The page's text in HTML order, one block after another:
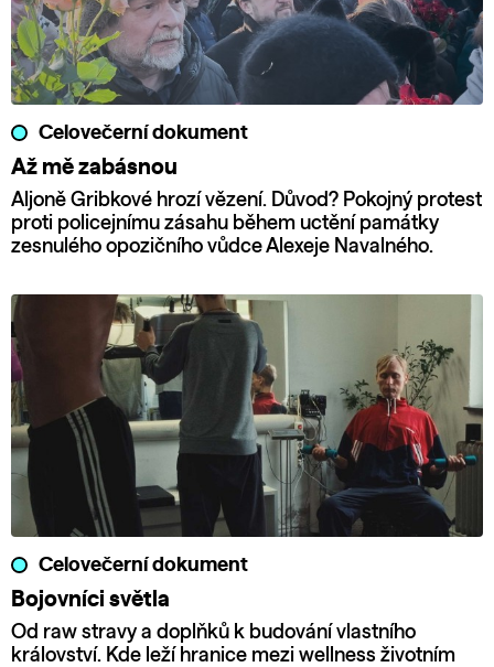
Celovečerní dokument
Až mě zabásnou
Aljoně Gribkové hrozí vězení. Důvod? Pokojný protest
proti policejnímu zásahu během uctění památky
zesnulého opozičního vůdce Alexeje Navalného.
Celovečerní dokument
Bojovníci světla
Od raw stravy a doplňků k budování vlastního
království. Kde leží hranice mezi wellness životním